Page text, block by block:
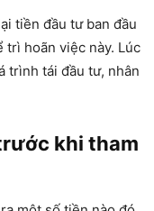
tiền đầu tư ban đầu
trì hoãn việc này. Lúc
trình tái đầu tư, nhân
khi tham